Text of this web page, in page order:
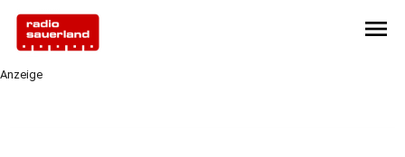
menu
Anzeige